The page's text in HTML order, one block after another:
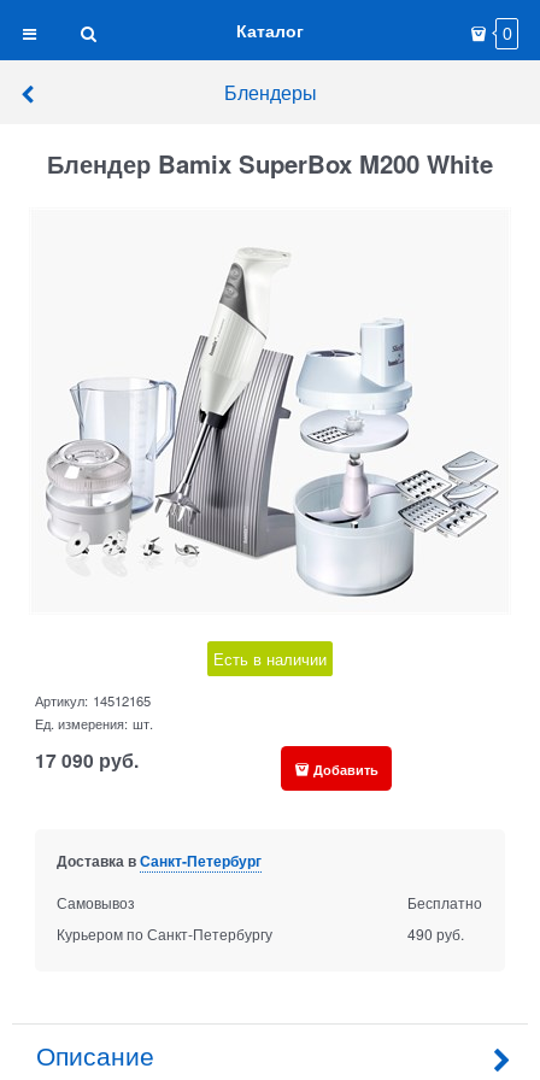
Каталог 0
Блендеры
Блендер Bamix SuperBox M200 White
Есть в наличии
Артикул: 14512165
Ед. измерения: шт.
17 090 руб. Добавить
Доставка вСанкт-Петербург
Самовывоз
Бесплатно
Курьером по Санкт-Петербургу
490 руб.
Описание